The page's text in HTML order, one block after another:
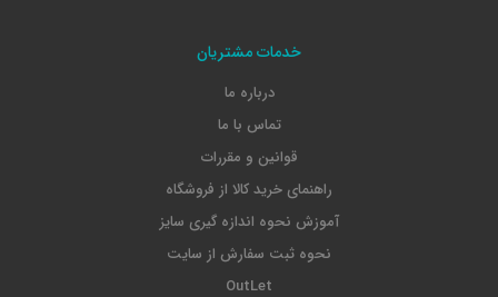
خدمات مشتریان
درباره ما
تماس با ما
قوانین و مقررات
راهنمای خرید کالا از فروشگاه
آموزش نحوه اندازه گیری سایز
نحوه ثبت سفارش از سایت
OutLet